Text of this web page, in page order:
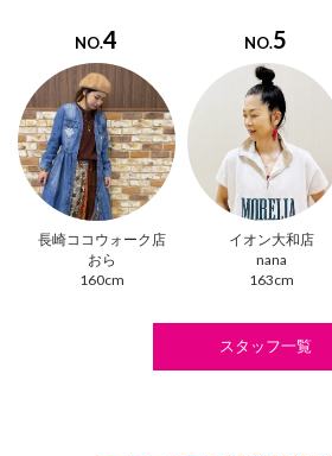
NO.4
長崎ココウォーク店
おら
160cm
NO.5
イオン大和店
nana
163cm
スタッフ一覧